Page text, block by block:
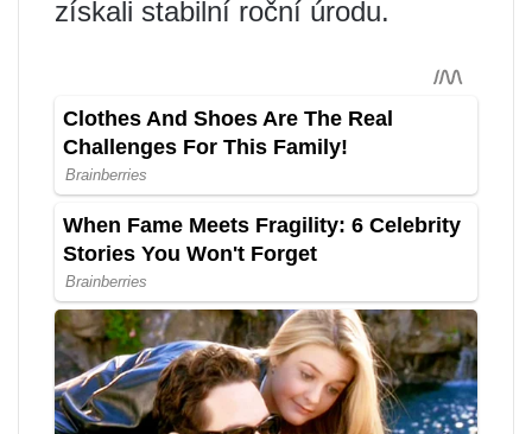
získali stabilní roční úrodu.